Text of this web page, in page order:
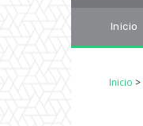
Inicio
Inicio >